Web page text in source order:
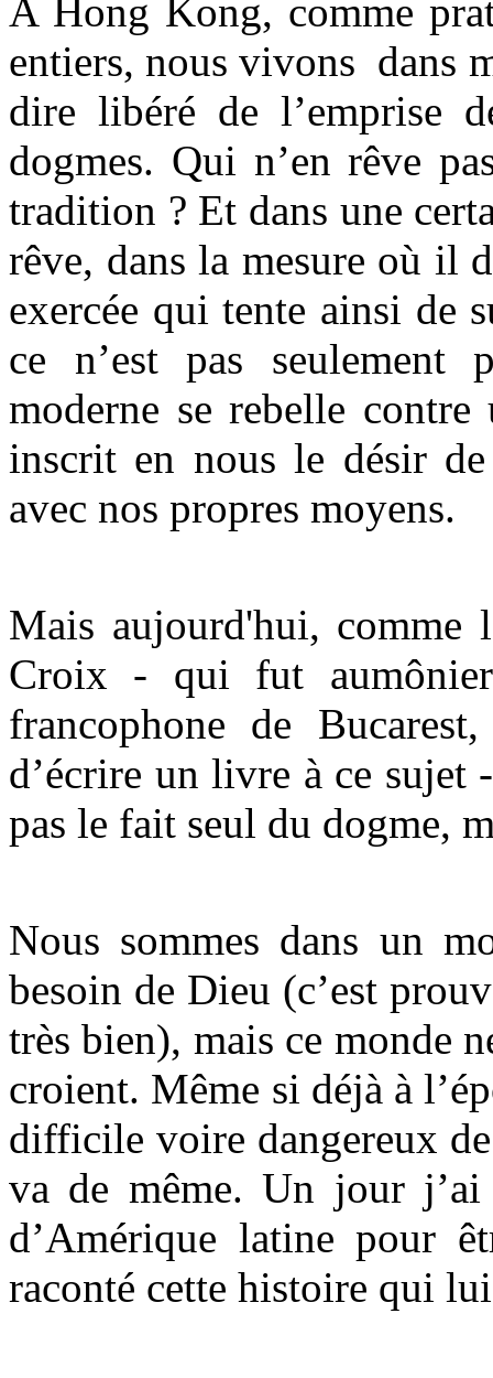
A Hong Kong, comme
entiers, nous vivons dans
dire libéré de l’emprise
dogmes. Qui n’en rêve
tradition ? Et dans une
rêve, dans la mesure où il
exercée qui tente ainsi de
ce n’est pas seulement
moderne se rebelle contre
inscrit en nous le désir
avec nos propres moyens.
Mais aujourd'hui, comme
Croix - qui fut
francophone de
d’écrire un livre à ce sujet
pas le fait seul du dogme,
Nous sommes dans un
besoin de Dieu (c’est
très bien), mais ce monde
croient. Même si déjà à
difficile voire dangereux
va de même. Un jour
d’Amérique latine pour
raconté cette histoire qui